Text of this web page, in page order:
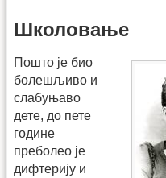
Школовање
Пошто је био
болешљиво и
слабуњаво
дете, до пете
године
преболео је
дифтерију и